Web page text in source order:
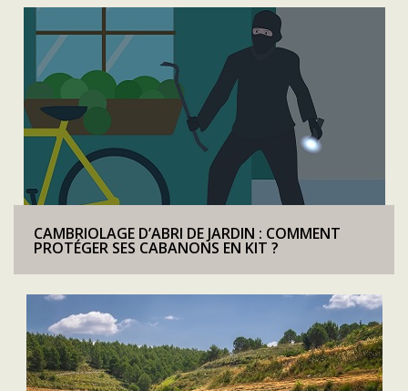
CAMBRIOLAGE D’ABRI DE JARDIN : COMMENT
PROTÉGER SES CABANONS EN KIT ?